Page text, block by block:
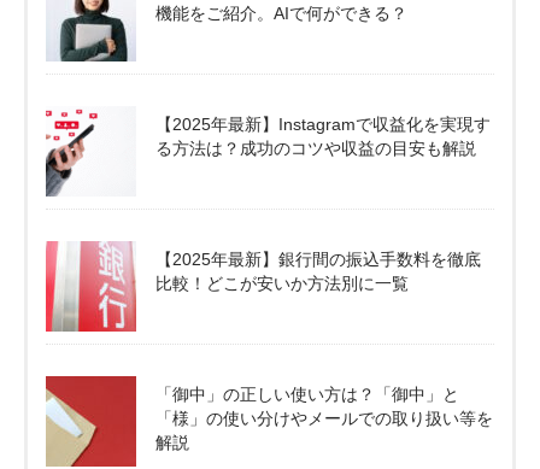
機能をご紹介。AIで何ができる？
【2025年最新】Instagramで収益化を実現す
る方法は？成功のコツや収益の目安も解説
【2025年最新】銀行間の振込手数料を徹底
比較！どこが安いか方法別に一覧
「御中」の正しい使い方は？「御中」と
「様」の使い分けやメールでの取り扱い等を
解説